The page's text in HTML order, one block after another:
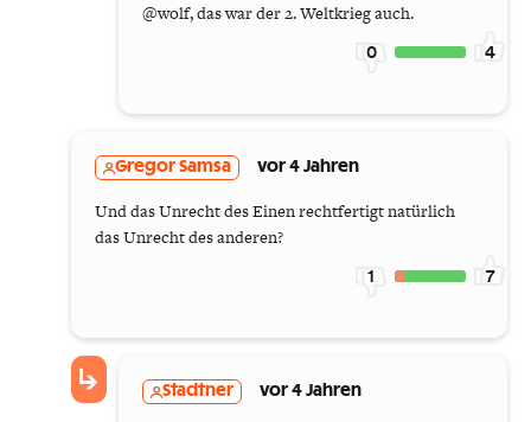
@wolf, das war der 2. Weltkrieg auch.
0 4
Gregor Samsa vor 4 Jahren
Und das Unrecht des Einen rechtfertigt natürlich
das Unrecht des anderen?
1 7
Stadtner vor 4 Jahren